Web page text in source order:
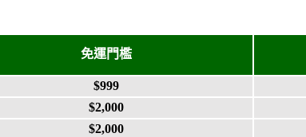
免運門檻
$999
$2,000
$2,000